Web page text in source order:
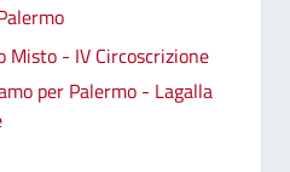
Misto - IV Circoscrizione
per Palermo - Lagalla